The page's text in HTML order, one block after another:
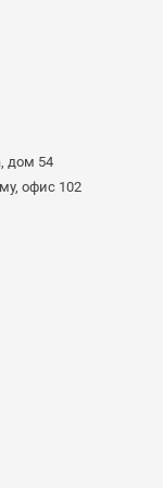
дом 54
офис 102